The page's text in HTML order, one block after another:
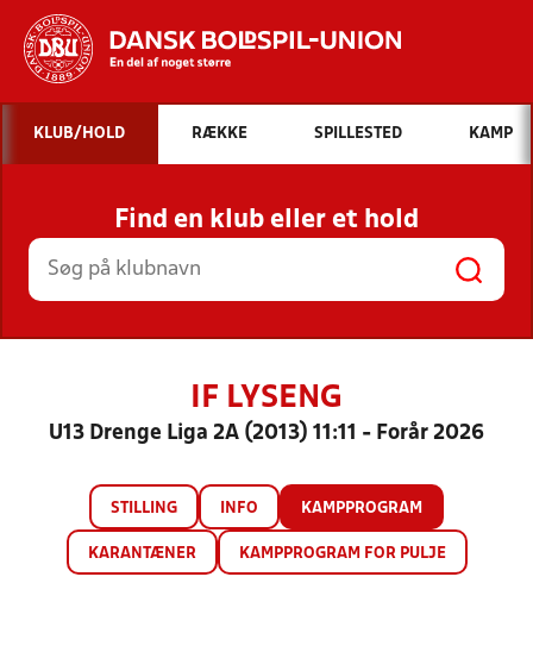
Hvad vil du søge efter?
INDHOLD OG NYHEDER
STILLINGER, RESULTATER, KLUBBER OG
HOLD
KLUB/HOLD RÆKKE SPILLESTED KAMP
Find en klub eller et hold
IF LYSENG
U13 Drenge Liga 2A (2013) 11:11 - Forår 2026
STILLING INFO KAMPPROGRAM
KARANTÆNER KAMPPROGRAM FOR PULJE